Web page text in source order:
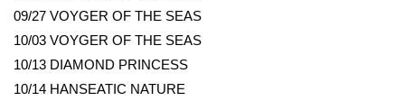
09/27 VOYGER OF THE SEAS
10/03 VOYGER OF THE SEAS
10/13 DIAMOND PRINCESS
10/14 HANSEATIC NATURE